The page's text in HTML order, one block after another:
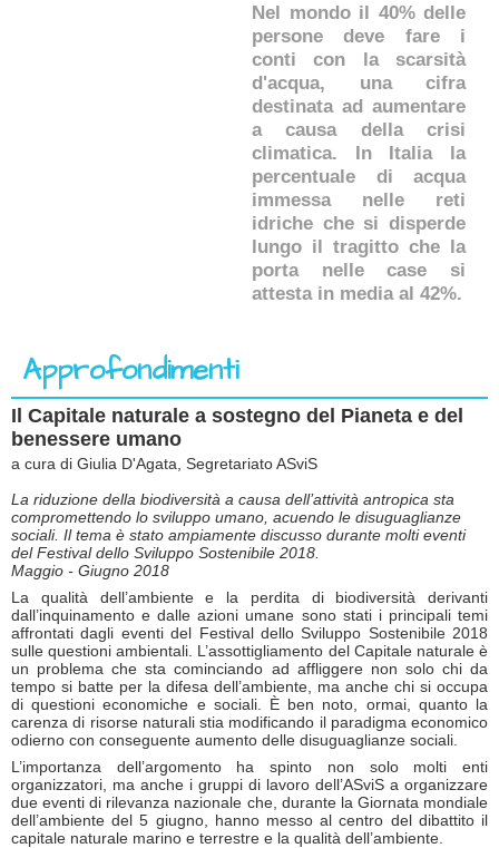
Nel mondo il 40% delle
persone deve fare i
conti con la scarsità
d'acqua, una cifra
destinata ad aumentare
a causa della crisi
climatica. In Italia la
percentuale di acqua
immessa nelle reti
idriche che si disperde
lungo il tragitto che la
porta nelle case si
attesta in media al 42%.
Approfondimenti
Il Capitale naturale a sostegno del Pianeta e del
benessere umano
a cura di Giulia D'Agata, Segretariato ASviS
La riduzione della biodiversità a causa dell’attività antropica sta
compromettendo lo sviluppo umano, acuendo le disuguaglianze
sociali. Il tema è stato ampiamente discusso durante molti eventi
del Festival dello Sviluppo Sostenibile 2018.
Maggio - Giugno 2018
La qualità dell’ambiente e la perdita di biodiversità derivanti
dall’inquinamento e dalle azioni umane sono stati i principali temi
affrontati dagli eventi del Festival dello Sviluppo Sostenibile 2018
sulle questioni ambientali. L’assottigliamento del Capitale naturale è
un problema che sta cominciando ad affliggere non solo chi da
tempo si batte per la difesa dell’ambiente, ma anche chi si occupa
di questioni economiche e sociali. È ben noto, ormai, quanto la
carenza di risorse naturali stia modificando il paradigma economico
odierno con conseguente aumento delle disuguaglianze sociali.
L’importanza dell’argomento ha spinto non solo molti enti
organizzatori, ma anche i gruppi di lavoro dell’ASviS a organizzare
due eventi di rilevanza nazionale che, durante la Giornata mondiale
dell’ambiente del 5 giugno, hanno messo al centro del dibattito il
capitale naturale marino e terrestre e la qualità dell’ambiente.